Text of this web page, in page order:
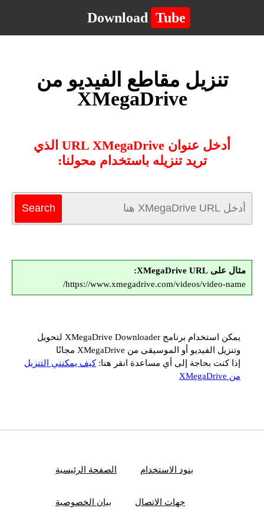
Download Tube
تنزيل مقاطع الفيديو من
XMegaDrive
أدخل عنوان URL XMegaDrive الذي
تريد تنزيله باستخدام محولنا:
مثال على XMegaDrive URL:
https://www.xmegadrive.com/videos/video-name/
يمكن استخدام برنامج XMegaDrive Downloader لتحويل
وتنزيل الفيديو أو الموسيقى من XMegaDrive مجانًا
إذا كنت بحاجة إلى أي مساعدة انقر هنا:كيف يمكنني التنزيل
من XMegaDrive
الصفحة الرئيسية بنود الاستخدام
بيان الخصوصية جهات الاتصال